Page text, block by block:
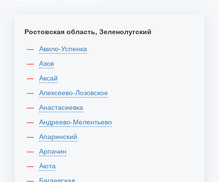
Ростовская область, Зеленолугский
Авило-Успенка
Азов
Аксай
Алексеево-Лозовское
Анастасиевка
Андреево-Мелентьево
Апаринский
Арпачин
Аюта
Багаевская